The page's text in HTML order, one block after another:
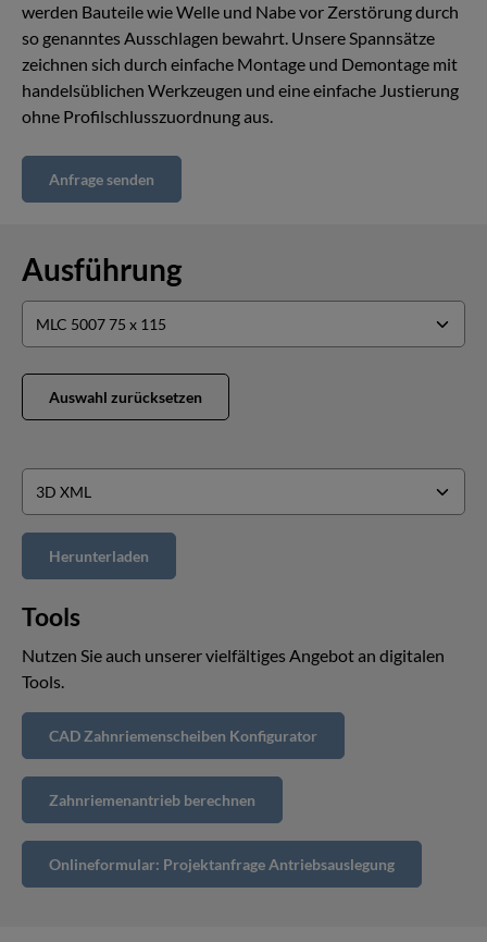
werden Bauteile wie Welle und Nabe vor Zerstörung durch
so genanntes Ausschlagen bewahrt. Unsere Spannsätze
zeichnen sich durch einfache Montage und Demontage mit
handelsüblichen Werkzeugen und eine einfache Justierung
ohne Profilschlusszuordnung aus.
Anfrage senden
Ausführung
Auswahl zurücksetzen
Tools
Nutzen Sie auch unserer vielfältiges Angebot an digitalen
Tools.
CAD Zahnriemenscheiben Konfigurator
Zahnriemenantrieb berechnen
Onlineformular: Projektanfrage Antriebsauslegung